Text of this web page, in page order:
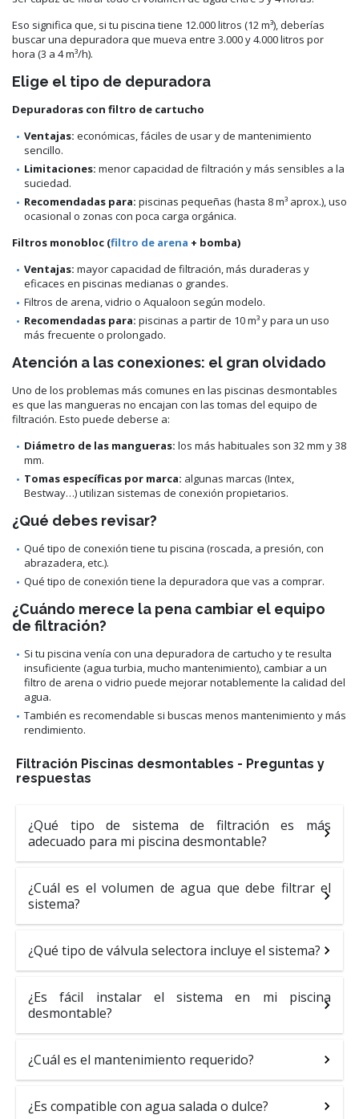
Eso significa que, si tu piscina tiene 12.000 litros (12 m³), deberías
buscar una depuradora que mueva entre 3.000 y 4.000 litros por
hora (3 a 4 m³/h).
Elige el tipo de depuradora
Depuradoras con filtro de cartucho
Ventajas: económicas, fáciles de usar y de mantenimiento
sencillo.
Limitaciones: menor capacidad de filtración y más sensibles a la
suciedad.
Recomendadas para: piscinas pequeñas (hasta 8 m³ aprox.), uso
ocasional o zonas con poca carga orgánica.
Filtros monobloc (filtro de arena + bomba)
Ventajas: mayor capacidad de filtración, más duraderas y
eficaces en piscinas medianas o grandes.
Filtros de arena, vidrio o Aqualoon según modelo.
Recomendadas para: piscinas a partir de 10 m³ y para un uso
más frecuente o prolongado.
Atención a las conexiones: el gran olvidado
Uno de los problemas más comunes en las piscinas desmontables
es que las mangueras no encajan con las tomas del equipo de
filtración. Esto puede deberse a:
Diámetro de las mangueras: los más habituales son 32 mm y 38
mm.
Tomas específicas por marca: algunas marcas (Intex,
Bestway…) utilizan sistemas de conexión propietarios.
¿Qué debes revisar?
Qué tipo de conexión tiene tu piscina (roscada, a presión, con
abrazadera, etc.).
Qué tipo de conexión tiene la depuradora que vas a comprar.
¿Cuándo merece la pena cambiar el equipo
de filtración?
Si tu piscina venía con una depuradora de cartucho y te resulta
insuficiente (agua turbia, mucho mantenimiento), cambiar a un
filtro de arena o vidrio puede mejorar notablemente la calidad del
agua.
También es recomendable si buscas menos mantenimiento y más
rendimiento.
Filtración Piscinas desmontables - Preguntas y
respuestas
¿Qué tipo de sistema de filtración es más
adecuado para mi piscina desmontable?
¿Cuál es el volumen de agua que debe filtrar el
sistema?
¿Qué tipo de válvula selectora incluye el sistema?
¿Es fácil instalar el sistema en mi piscina
desmontable?
¿Cuál es el mantenimiento requerido?
¿Es compatible con agua salada o dulce?